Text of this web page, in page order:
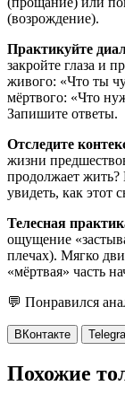
(возрождение).
Практикуйте
закройте глаза и
живого: «Что ты
мёртвого: «Что
Запишите ответы.
Отследите
жизни
продолжает
увидеть, как этот
Телесная
ощущение
плечах). Мягко
«мёртвая» часть
💬 Понравился
ВКонтакте
Похожие